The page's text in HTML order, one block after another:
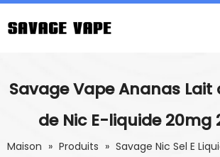
Savage Vape Ananas Lait
de Nic E-liquide 20mg
Maison » Produits » Savage Nic Sel E